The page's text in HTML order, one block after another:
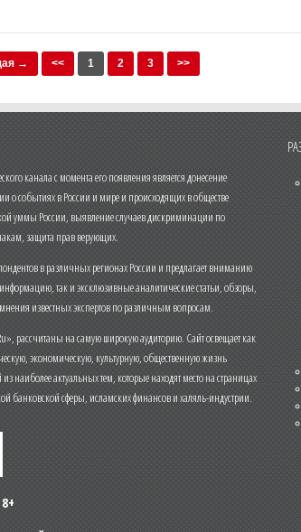
→ << 1 2 3 >>
канала с момента его появления является донесение
о событиях в России и мире и происходящих в обществе
уммы России, выявление случаев дискриминации по
защита прав верующих.
в различных регионах России и предлагает вниманию
так и эксклюзивные аналитические статьи, обзоры,
известных экспертов по различным вопросам.
рассчитаны на самую широкую аудиторию. Сайт освещает как
экономическую, культурную, общественную жизнь
наиболее актуальных тем, которые находят место на страницах
банковской сферы, исламских финансов и халяль-индустрии.